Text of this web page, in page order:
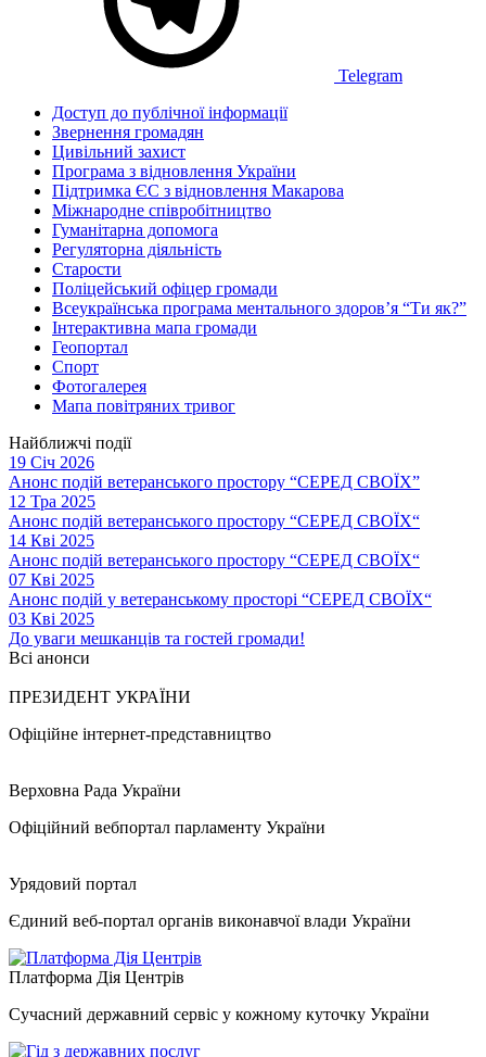
Telegram
Доступ до публічної інформації
Звернення громадян
Цивільний захист
Програма з відновлення України
Підтримка ЄС з відновлення Макарова
Міжнародне співробітництво
Гуманітарна допомога
Регуляторна діяльність
Старости
Поліцейський офіцер громади
Всеукраїнська програма ментального здоров’я “Ти як?”
Інтерактивна мапа громади
Геопортал
Спорт
Фотогалерея
Мапа повітряних тривог
Найближчі події
19 Січ 2026
Анонс подій ветеранського простору “СЕРЕД СВОЇХ”
12 Тра 2025
Анонс подій ветеранського простору “СЕРЕД СВОЇХ“
14 Кві 2025
Анонс подій ветеранського простору “СЕРЕД СВОЇХ“
07 Кві 2025
Анонс подій у ветеранському просторі “СЕРЕД СВОЇХ“
03 Кві 2025
До уваги мешканців та гостей громади!
Всі анонси
ПРЕЗИДЕНТ УКРАЇНИ
Офіційне інтернет-представництво
Верховна Рада України
Офіційний вебпортал парламенту України
Урядовий портал
Єдиний веб-портал органів виконавчої влади України
Платформа Дія Центрів
Сучасний державний сервіс у кожному куточку України